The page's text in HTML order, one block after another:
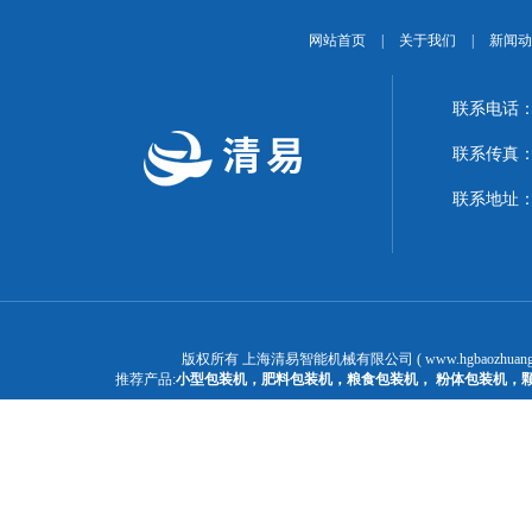
网站首页 关于我们 新闻
联系电话
联系传真
联系地址
版权所有 上海清易智能机械有限公司 (
推荐产品:小型包装机， 肥料包装机， 粮食包装机， 粉体包装机，